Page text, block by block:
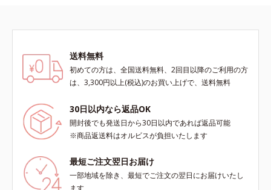
送料無料
初めての方は、全国送料無料、2回目以降のご利用の方
は、3,300円以上(税込)のお買い上げで、送料無料
30日以内なら返品OK
開封後でも発送日から30日以内であれば返品可能
※商品返送料はオルビスが負担いたします
最短ご注文翌日お届け
一部地域を除き、最短でご注文の翌日にお届けいたし
ます